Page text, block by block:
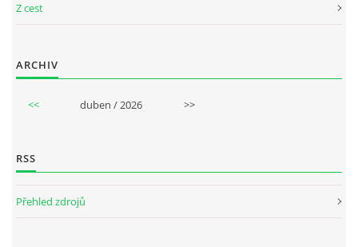
Z cest
ARCHIV
<< duben / 2026 >>
RSS
Přehled zdrojů